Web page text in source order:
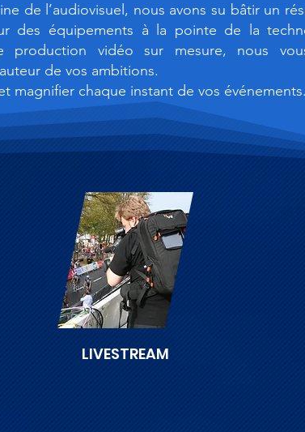
de l’audiovisuel, nous avons su bâtir un
des équipements à la pointe de la
production vidéo sur mesure, nous
de vos ambitions.
magnifier chaque instant de vos événements.
LIVESTREAM